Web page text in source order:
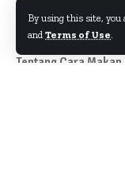
By using this site, you
and Terms of Use.
Tentang Cara Makan